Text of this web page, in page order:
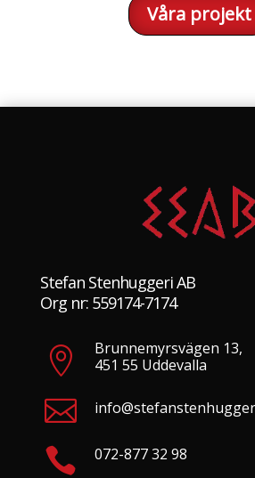
Våra projekt
Stefan Stenhuggeri AB
Org nr: 559174-7174

Brunnemyrsvägen 13,
451 55 Uddevalla

 072-877 32 98